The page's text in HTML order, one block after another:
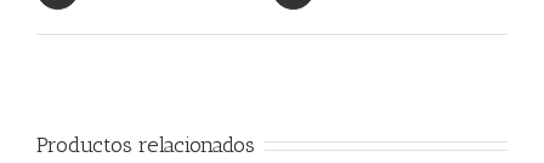
Productos relacionados